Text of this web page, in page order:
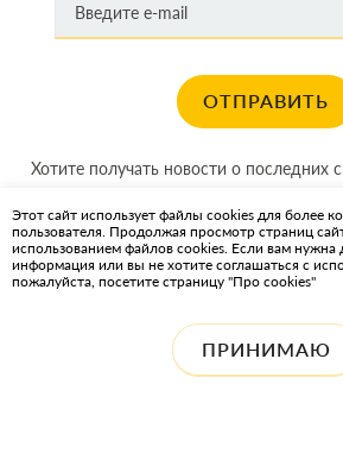
ОТПРАВИТЬ
Хотите получать новости о последних
КАРТА САЙТА
Этот сайт использует файлы cookies для более
пользователя. Продолжая просмотр страниц
использованием файлов cookies. Если вам нужна
информация или вы не хотите соглашаться с
пожалуйста, посетите страницу "Про cookies"
ПРИНИМАЮ